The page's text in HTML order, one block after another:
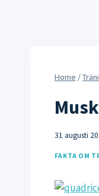
Home /
31 augusti
FAKTA OM